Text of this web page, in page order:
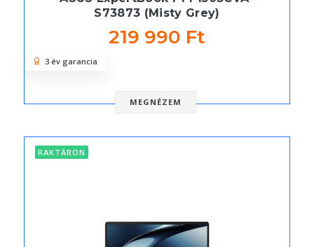
S73873 (Misty Grey)
219 990 Ft
MEGNÉZEM
3 év garancia
RAKTÁRON